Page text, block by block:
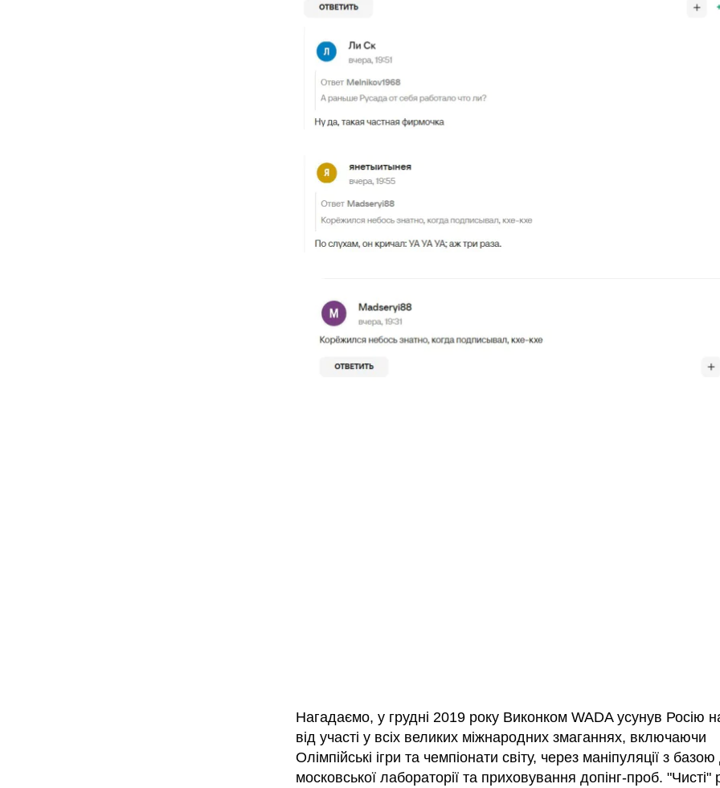
Нагадаємо, у грудні 2019 року Виконком WADA усунув Росію
від участі у всіх великих міжнародних змаганнях, включаючи
Олімпійські ігри та чемпіонати світу, через маніпуляції з
московської лабораторії та приховування допінг-проб. "Чисті"